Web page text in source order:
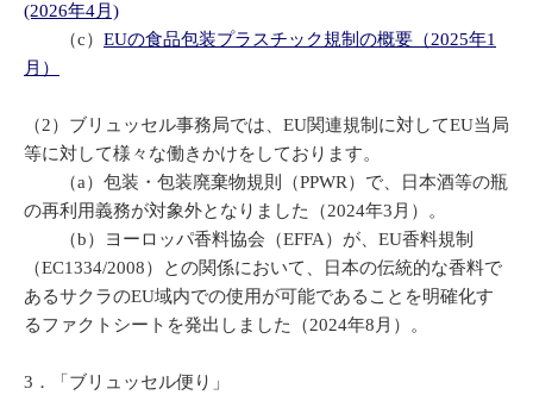
(2026年4月)
（c） EUの食品包装プラスチック規制の概要（2025年1
月）
（2）ブリュッセル事務局では、EU関連規制に対してEU当局
等に対して様々な働きかけをしております。
（a）包装・包装廃棄物規則（PPWR）で、日本酒等の瓶
の再利用義務が対象外となりました（2024年3月）。
（b）ヨーロッパ香料協会（EFFA）が、EU香料規制
（EC1334/2008）との関係において、日本の伝統的な香料で
あるサクラのEU域内での使用が可能であることを明確化す
るファクトシートを発出しました（2024年8月）。
3．「ブリュッセル便り」